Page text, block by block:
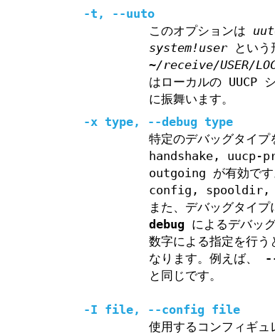
-t, --uuto
このオプションは
system!userという
~/receive/USER/
はローカルの UUCP
に振舞います。
-x type, --debug type
特定のデバッグタイ
handshake,
outgoing が有効で
config, spooldir,
また、デバッグタイ
debugによるデバッグ
数字による指定を行
なります。例えば、
と同じです。
-I file, --config file
使用するコンフィギ